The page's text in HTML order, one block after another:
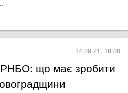
що має зробити